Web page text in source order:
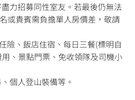
力招募同性室友。若最後仍無法
或貴賓需負擔單人房價差，敬請
險、飯店住宿、每日三餐(標明自
、景點門票、免收領隊及司機小
個人登山裝備等。